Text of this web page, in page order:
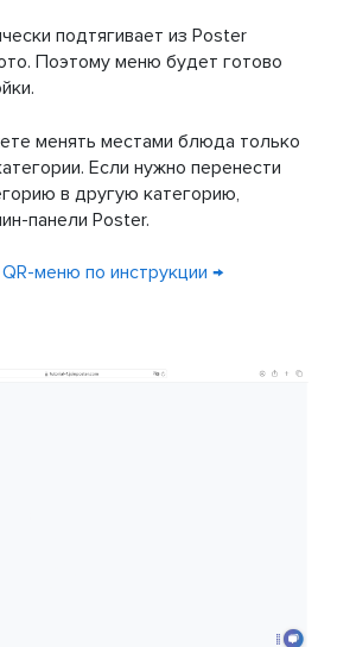
подтягивает из Poster
Поэтому меню будет готово
менять местами блюда только
Если нужно перенести
в другую категорию,
панели Poster.
меню по инструкции →